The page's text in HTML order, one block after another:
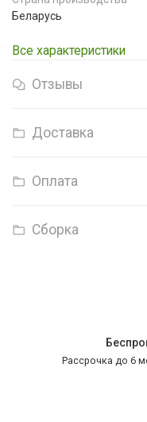
Беларусь
Все характеристики
Отзывы
Доставка
Оплата
Сборка
Рассрочка до 6